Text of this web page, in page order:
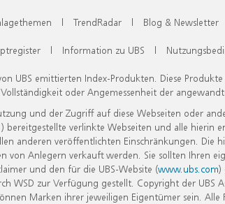
| TrendRadar | Blog & Newsletter
| Information zu UBS |
UBS emittierten Index-Produkten. Diese
oder Angemessenheit der
und der Zugriff auf diese Webseiten oder
verlinkte Webseiten und alle
anderen veröffentlichten Einschränkungen.
Anlegern verkauft werden. Sie sollten Ihren
und den für die UBS-Website (www.ubs.com)
zur Verfügung gestellt. Copyright der UBS
Marken ihrer jeweiligen Eigentümer sein. Alle